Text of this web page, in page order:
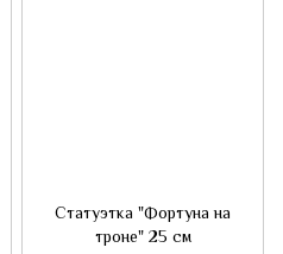
Статуэтка "Фортуна на
троне" 25 см